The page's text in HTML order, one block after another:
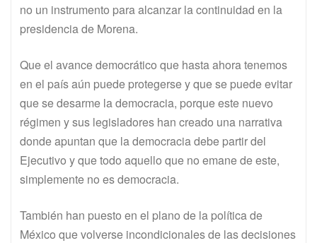
no un instrumento para alcanzar la continuidad en la
presidencia de Morena.
Que el avance democrático que hasta ahora tenemos
en el país aún puede protegerse y que se puede evitar
que se desarme la democracia, porque este nuevo
régimen y sus legisladores han creado una narrativa
donde apuntan que la democracia debe partir del
Ejecutivo y que todo aquello que no emane de este,
simplemente no es democracia.
También han puesto en el plano de la política de
México que volverse incondicionales de las decisiones